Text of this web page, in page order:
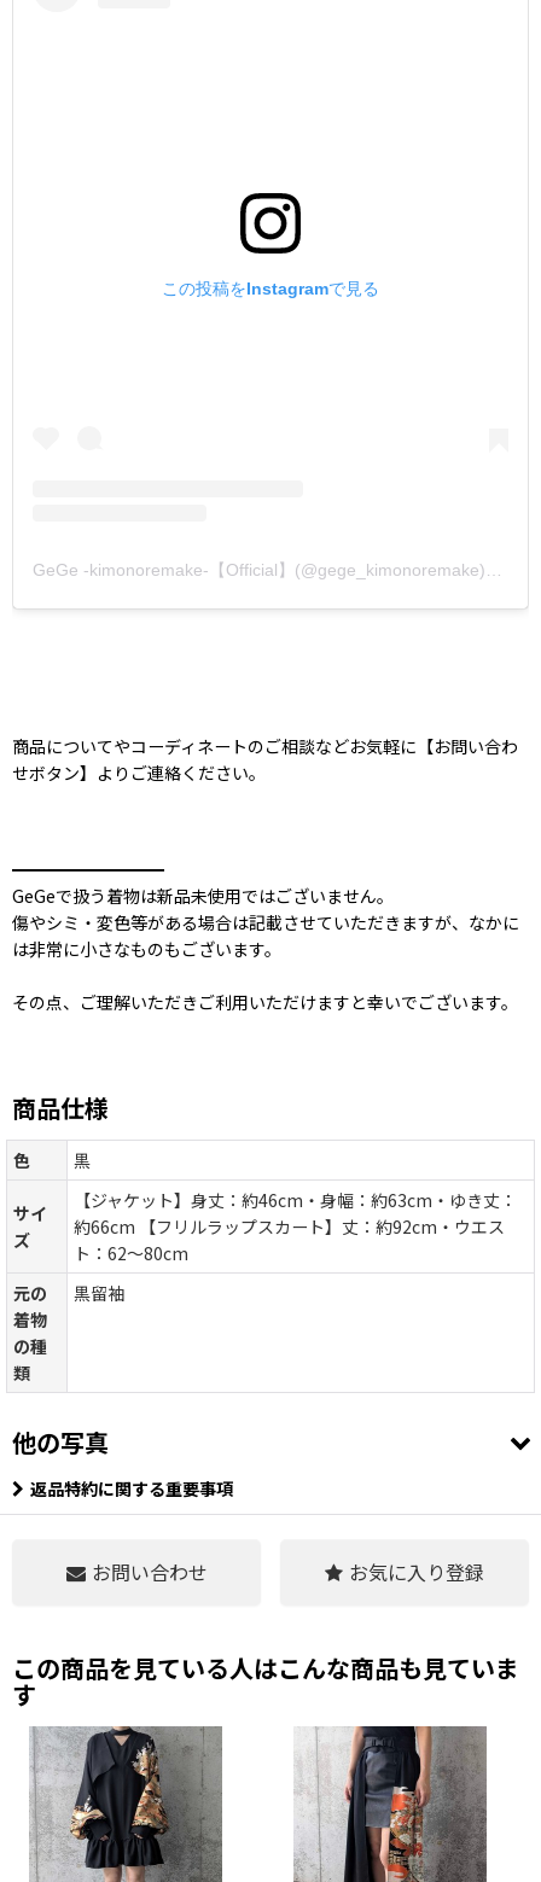
この投稿をInstagramで見る
商品についてやコーディネートのご相談などお気軽に【お問い合わ
せボタン】よりご連絡ください。
━━━━━━━━━
GeGeで扱う着物は新品未使用ではございません。
傷やシミ・変色等がある場合は記載させていただきますが、なかに
は非常に小さなものもございます。
その点、ご理解いただきご利用いただけますと幸いでございます。
商品仕様
色 黒
サイ
ズ
【ジャケット】身丈：約46cm・身幅：約63cm・ゆき丈：
約66cm 【フリルラップスカート】丈：約92cm・ウエス
ト：62〜80cm
元の
着物
の種
類
黒留袖
他の写真
帯ベルト（別売り）と合わせることで着物のように着用することが
可能です。
返品特約に関する重要事項
お問い合わせ お気に入り登録
この商品を見ている人はこんな商品も見ていま
す